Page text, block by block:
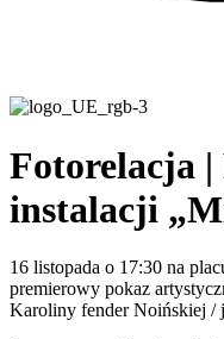
Fotorelacja
instalacji
16 listopada o 17:30 na
premierowy pokaz
Karoliny fender Noińskiej /